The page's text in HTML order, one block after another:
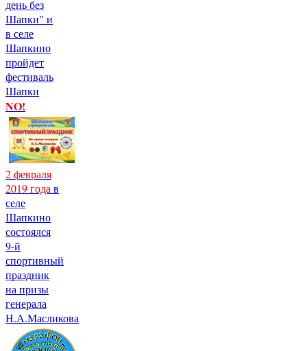
день без
Шапки" и
в селе
Шапкино
пройдет
фестиваль
Шапки
NO!
2 февраля
2019 годав
селе
Шапкино
состоялся
9-й
спортивный
праздник
на призы
генерала
Н.А.Масликова